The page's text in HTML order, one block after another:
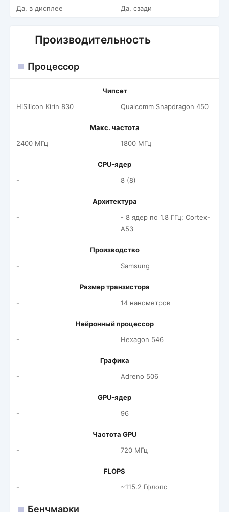
Да, в дисплее
Да, сзади
Производительность
Процессор
Чипсет
HiSilicon Kirin 830
Qualcomm Snapdragon 450
Макс. частота
2400 МГц
1800 МГц
CPU-ядер
-
8 (8)
Архитектура
-
- 8 ядер по 1.8 ГГц: Cortex-
A53
Производство
-
Samsung
Размер транзистора
-
14 нанометров
Нейронный процессор
-
Hexagon 546
Графика
-
Adreno 506
GPU-ядер
-
96
Частота GPU
-
720 МГц
FLOPS
-
~115.2 Гфлопс
Бенчмарки